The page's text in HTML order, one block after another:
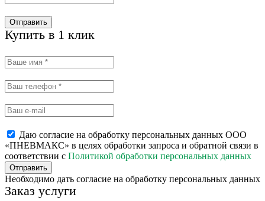
Отправить
Купить в 1 клик
Даю согласие на обработку персональных данных ООО
«ПНЕВМАКС» в целях обработки запроса и обратной связи в
соответствии с Политикой обработки персональных данных
Отправить
Необходимо дать согласие на обработку персональных данных
Заказ услуги